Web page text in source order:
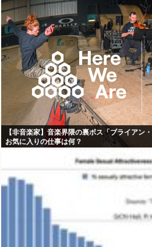
【非音楽家】音楽界隈の裏ボス「ブライアン
お気に入りの仕事は何？